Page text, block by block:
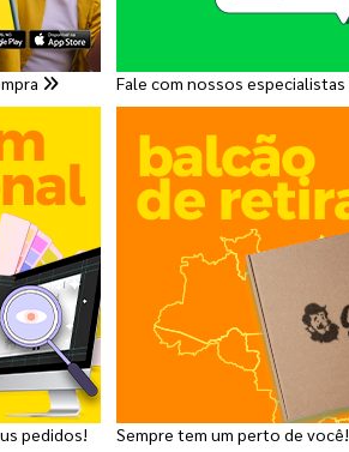
pedidos!
Fale com nossos especialistas
Sempre tem um perto de você!